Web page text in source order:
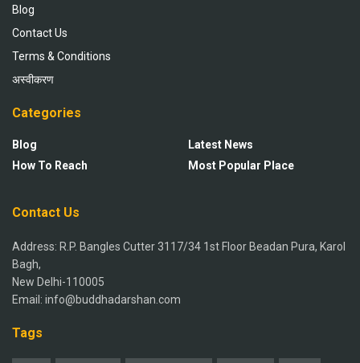
Blog
Contact Us
Terms & Conditions
अस्वीकरण
Categories
Blog
How To Reach
Latest News
Most Popular Place
Contact Us
Address: R.P. Bangles Cutter 3117/34 1st Floor Beadan Pura, Karol
Bagh,
New Delhi-110005
Email: info@buddhadarshan.com
Tags